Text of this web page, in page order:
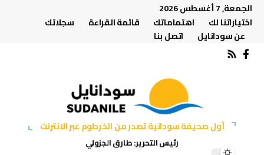
الجمعة, 7 أغسطس 2026
اختياراتنا لك
اهتماماتك قائمة القراءة
سجلاتك
عن سودانايل
اتصل بنا
أول صحيفة سودانية تصدر من الخرطوم عبر الانترنت
رئيس التحرير: طارق الجزولي